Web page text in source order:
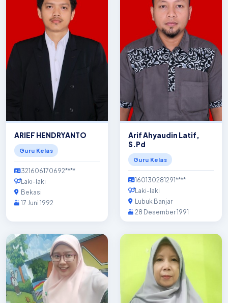
ARIEF HENDRYANTO
Guru Kelas
321606170692****
Laki-laki
Bekasi
17 Juni 1992
Arif Ahyaudin Latif,
S.Pd
Guru Kelas
160130281291****
Laki-laki
Lubuk Banjar
28 Desember 1991